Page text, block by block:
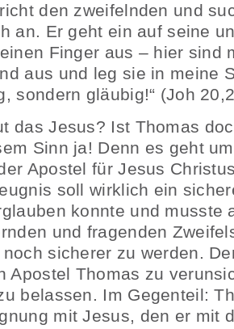
den zweifelnden und
an. Er geht ein auf seine
Finger aus – hier sind
aus und leg sie in meine
sondern gläubig!“ (Joh
das Jesus? Ist Thomas
Sinn ja! Denn es geht
Apostel für Jesus
soll wirklich ein
konnte und musste
und fragenden
sicherer zu werden.
Apostel Thomas zu
belassen. Im Gegenteil:
mit Jesus, den er mit